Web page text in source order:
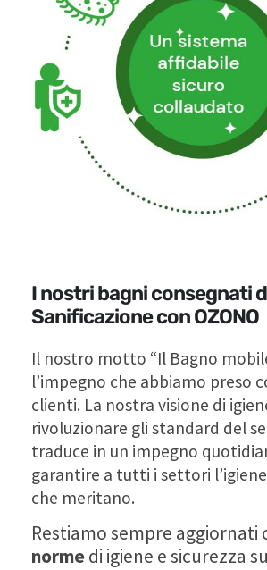
I nostri bagni consegnati
Sanificazione con OZONO
Il nostro motto “Il Bagno
l’impegno che abbiamo preso
clienti. La nostra visione di
rivoluzionare gli standard del
traduce in un impegno
garantire a tutti i settori
che meritano.
Restiamo sempre aggiornati
normedi igiene e sicurezza